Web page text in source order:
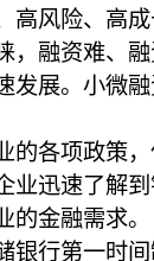
高风险、高
，融资难、
发展。小微
各项政策，
业迅速了解
金融需求。
行第一时间